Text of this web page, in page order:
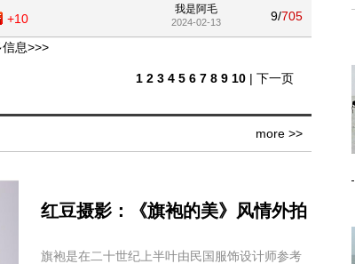
9/705
我是阿毛
2024-02-13
+10
0/84
7/335
HK-PHOTO
2025-12-30
8/276
2023-12-11
息>>>
1 2 3 4 5 6 7 8 9 10 | 下一页
more >>
红豆摄影：《旗袍的美》风情外拍
旗袍是在二十世纪上半叶由民国服饰设计师参考